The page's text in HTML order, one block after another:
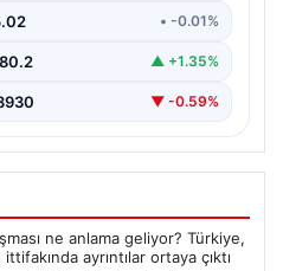
• -0.01%
▲ +1.35%
▼ -0.59%
ne anlama geliyor? Türkiye,
ayrıntılar ortaya çıktı